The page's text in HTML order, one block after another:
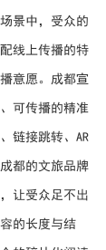
景中，受众的
线上传播的特
意愿。成都宣
可传播的精准
链接跳转、AR
都的文旅品牌
让受众足不出
的长度与结